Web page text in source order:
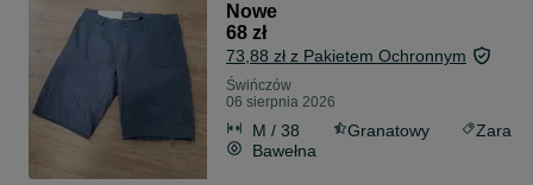
Nowe
68 zł
73,88 zł z Pakietem Ochronnym
Świńczów
06 sierpnia 2026
M / 38 Granatowy
Zara
Bawełna